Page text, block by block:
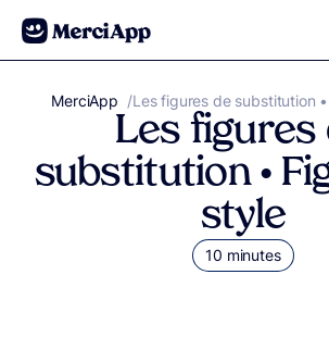
Aller au contenu
MerciApp correcteur orthographe
/Les figures de substitution
Les figures
substitution •
style
10 minutes